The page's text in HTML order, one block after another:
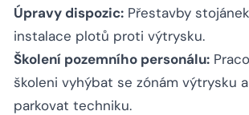
Úpravy dispozic: Přestavby
instalace plotů proti výtrysku.
Školení pozemního personálu:
školeni vyhýbat se zónám výtrysku
parkovat techniku.